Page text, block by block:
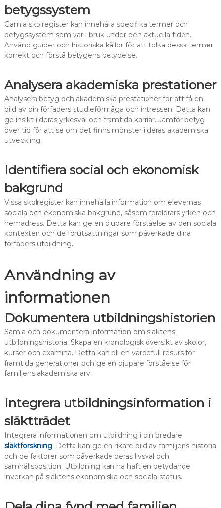
betygssystem
Gamla skolregister kan innehålla specifika termer och
betygssystem som var i bruk under den aktuella tiden.
Använd guider och historiska källor för att tolka dessa termer
korrekt och förstå betygens betydelse.
Analysera akademiska prestationer
Analysera betyg och akademiska prestationer för att få en
bild av din förfaders studieförmåga och intressen. Detta kan
ge insikt i deras yrkesval och framtida karriär. Jämför betyg
över tid för att se om det finns mönster i deras akademiska
utveckling.
Identifiera social och ekonomisk
bakgrund
Vissa skolregister kan innehålla information om elevernas
sociala och ekonomiska bakgrund, såsom föräldrars yrken och
hemadress. Detta kan ge en djupare förståelse av den sociala
kontexten och de förutsättningar som påverkade dina
förfäders utbildning.
Användning av
informationen
Dokumentera utbildningshistorien
Samla och dokumentera information om släktens
utbildningshistoria. Skapa en kronologisk översikt av skolor,
kurser och examina. Detta kan bli en värdefull resurs för
framtida generationer och ge en djupare förståelse för
familjens akademiska arv.
Integrera utbildningsinformation i
släktträdet
Integrera informationen om utbildning i din bredare
släktforskning. Detta kan ge en rikare bild av familjens historia
och de faktorer som påverkade deras livsval och
samhällsposition. Utbildning kan ha haft en betydande
inverkan på släktens ekonomiska och sociala status.